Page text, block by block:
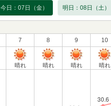
今日：07日（金） 明日：08日（土）
7 8 9 10
晴れ 晴れ 晴れ 晴れ